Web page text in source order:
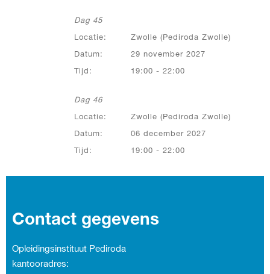
Dag 45
Locatie: Zwolle (Pediroda Zwolle)
Datum: 29 november 2027
Tijd: 19:00 - 22:00
Dag 46
Locatie: Zwolle (Pediroda Zwolle)
Datum: 06 december 2027
Tijd: 19:00 - 22:00
Contact gegevens
Opleidingsinstituut Pediroda
kantooradres: